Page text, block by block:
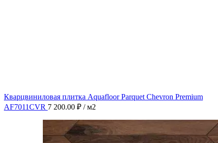
Кварцвиниловая плитка Aquafloor Parquet Chevron Premium
AF7011CVR 7 200.00 ₽ / м2